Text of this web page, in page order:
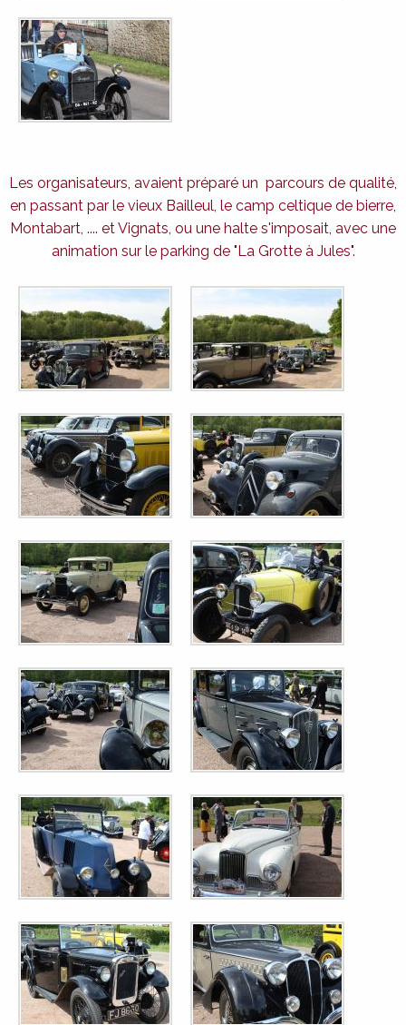
Les organisateurs, avaient préparé un parcours de qualité,
en passant par le vieux Bailleul, le camp celtique de bierre,
Montabart, .... et Vignats, ou une halte s'imposait, avec une
animation sur le parking de "La Grotte à Jules".